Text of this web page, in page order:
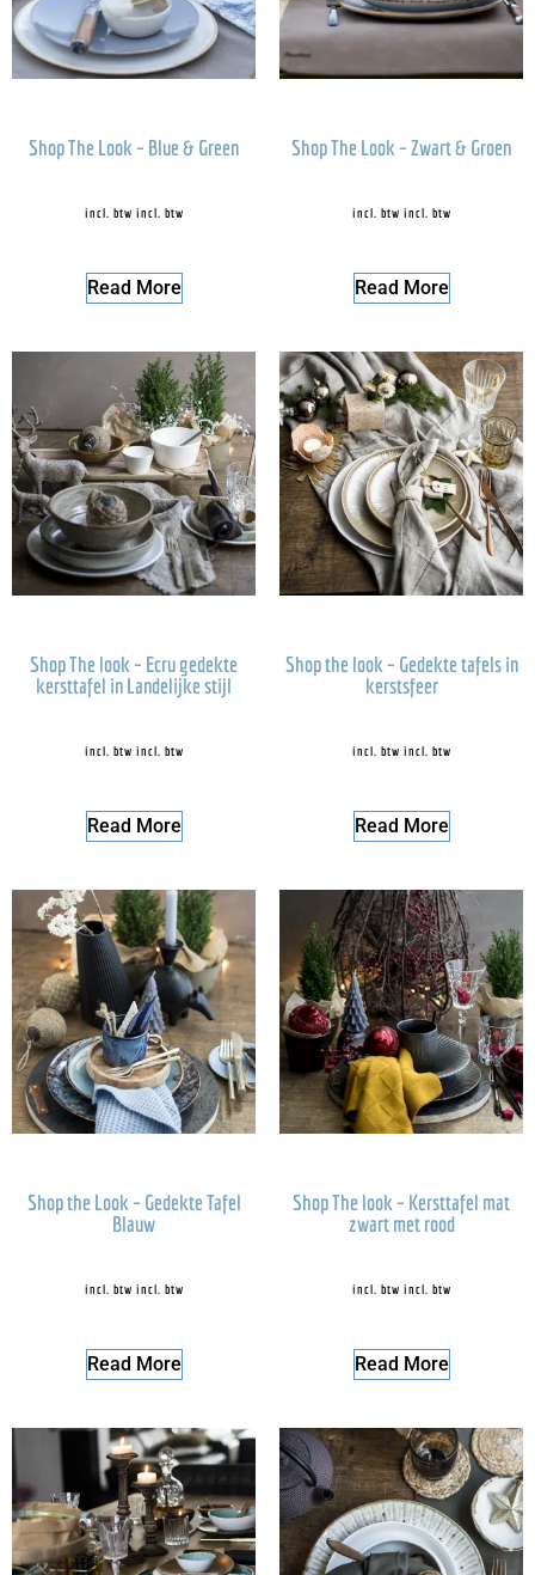
Shop The Look – Blue & Green
incl. btw incl. btw
Read More
Shop The Look – Zwart & Groen
incl. btw incl. btw
Read More
Shop The look – Ecru gedekte
kersttafel in Landelijke stijl
incl. btw incl. btw
Read More
Shop the look – Gedekte tafels in
kerstsfeer
incl. btw incl. btw
Read More
Shop the Look – Gedekte Tafel
Blauw
incl. btw incl. btw
Read More
Shop The look – Kersttafel mat
zwart met rood
incl. btw incl. btw
Read More